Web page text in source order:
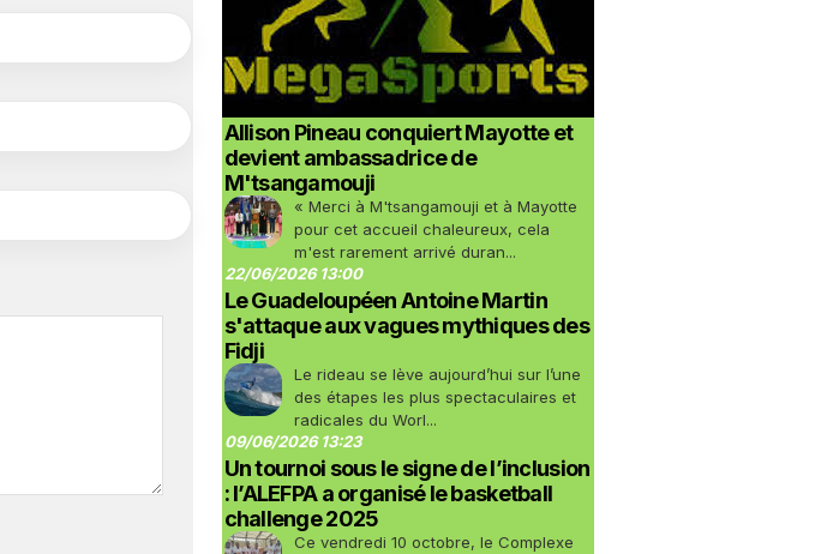
Allison Pineau conquiert Mayotte et
devient ambassadrice de
M'tsangamouji
« Merci à M'tsangamouji et à Mayotte
pour cet accueil chaleureux, cela
m'est rarement arrivé duran...
22/06/2026 13:00
Le Guadeloupéen Antoine Martin
s'attaque aux vagues mythiques des
Fidji
Le rideau se lève aujourd’hui sur l’une
des étapes les plus spectaculaires et
radicales du Worl...
09/06/2026 13:23
Un tournoi sous le signe de l’inclusion
: l’ALEFPA a organisé le basketball
challenge 2025
Ce vendredi 10 octobre, le Complexe